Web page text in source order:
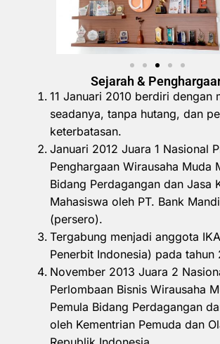
Sejarah &
11 Januari 2010 berdiri dengan
seadanya, tanpa hutang, dan
keterbatasan.
Januari 2012 Juara 1 Nasional
Penghargaan Wirausaha Muda
Bidang Perdagangan dan Jasa
Mahasiswa oleh PT. Bank
(persero).
Tergabung menjadi anggota
Penerbit Indonesia) pada tahun
November 2013 Juara 2
Perlombaan Bisnis Wirausaha
Pemula Bidang Perdagangan
oleh Kementrian Pemuda dan